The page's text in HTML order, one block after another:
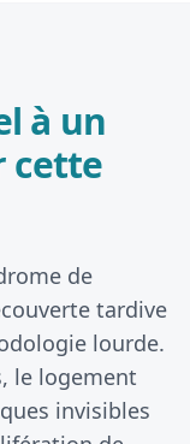
à un
cette
de
tardive
lourde.
le logement
invisibles